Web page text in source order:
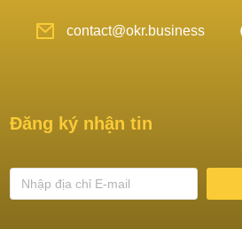
contact@okr.business
Đăng ký nhận tin